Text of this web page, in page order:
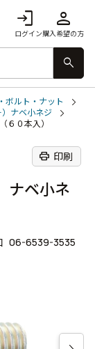
login
ログイン
person
購入希望の方
search
ボルト・ナット
ナベ小ネジ
６０本入）
print 印刷
ナベ小ネ
06-6539-3535